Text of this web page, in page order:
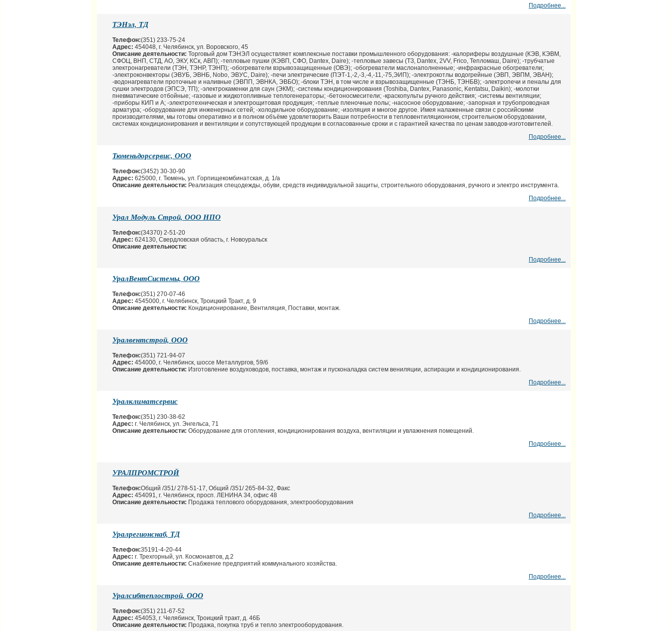
Подробнее...
ТЭНэл, ТД
Телефон:(351) 233-75-24
Адрес: 454048, г. Челябинск, ул. Воровского, 45
Описание деятельности: Торговый дом ТЭНЭЛ осуществляет комплексные поставки промышленного оборудования: -калориферы воздушные (КЭВ, КЭВМ,
СФОЦ, ВНП, СТД, АО, ЭКУ, КСк, АВП); -тепловые пушки (КЭВП, СФО, Dantex, Daire); -тепловые завесы (ТЗ, Dantex, 2VV, Frico, Тепломаш, Daire); -трубчатые
электронагреватели (ТЭН, ТЭНР, ТЭНП); -обогреватели взрывозащищенные (ОВЭ); -обогреватели маслонаполненные; -инфракрасные обогреватели;
-электроконвекторы (ЭВУБ, ЭВНБ, Nobo, ЭВУС, Daire); -печи электрические (ПЭТ-1,-2,-3,-4,-11,-75,ЭИП); -электрокотлы водогрейные (ЭВП, ЭВПМ, ЭВАН);
-водонагреватели проточные и наливные (ЭВПП, ЭВНКА, ЭВБО); -блоки ТЭН, в том числе и взрывозащищенные (ТЭНБ, ТЭНБВ); -электропечи и пеналы для
сушки электродов (ЭПСЭ, ТП); -электрокаменки для саун (ЭКМ); -системы кондиционирования (Toshiba, Dantex, Panasonic, Kentatsu, Daikin); -молотки
пневматические отбойные; -газовые и жидкотопливные теплогенераторы; -бетоносмесители; -краскопульты ручного действия; -системы вентиляции;
-приборы КИП и А; -электротехническая и электрощитовая продукция; -теплые пленочные полы; -насосное оборудование; -запорная и трубопроводная
арматура; -оборудование для инженерных сетей; -холодильное оборудование; -изоляция и многое другое. Имея налаженные связи с российскими
производителями, мы готовы оперативно и в полном объёме удовлетворить Ваши потребности в тепловентиляционном, строительном оборудовании,
системах кондиционирования и вентиляции и сопутствующей продукции в согласованные сроки и с гарантией качества по ценам заводов-изготовителей.
Подробнее...
Тюменьдорсервис, ООО
Телефон:(3452) 30-30-90
Адрес: 625000, г. Тюмень, ул. Горпищекомбинатская, д. 1/а
Описание деятельности: Реализация спецодежды, обуви, средств индивидуальной защиты, строительного оборудования, ручного и электро инструмента.
Подробнее...
Урал Модуль Строй, ООО НПО
Телефон:(34370) 2-51-20
Адрес: 624130, Свердловская область, г. Новоуральск
Описание деятельности:
Подробнее...
УралВентСистемы, ООО
Телефон:(351) 270-07-46
Адрес: 4545000, г. Челябинск, Троицкий Тракт, д. 9
Описание деятельности: Кондиционирование, Вентиляция, Поставки, монтаж.
Подробнее...
Уралвентстрой, ООО
Телефон:(351) 721-94-07
Адрес: 454000, г. Челябинск, шоссе Металлургов, 59/б
Описание деятельности: Изготовление воздуховодов, поставка, монтаж и пусконаладка систем вениляции, аспирации и кондиционирования.
Подробнее...
Уралклиматсервис
Телефон:(351) 230-38-62
Адрес: г. Челябинск, ул. Энгельса, 71
Описание деятельности: Оборудование для отопления, кондиционирования воздуха, вентиляции и увлажнения помещений.
Подробнее...
УРАЛПРОМСТРОЙ
Телефон:Общий /351/ 278-51-17, Общий /351/ 265-84-32, Факс
Адрес: 454091, г. Челябинск, просп. ЛЕНИНА 34, офис 48
Описание деятельности: Продажа теплового оборудования, электрооборудования
Подробнее...
Уралрегионснаб, ТД
Телефон:35191-4-20-44
Адрес: г. Трехгорный, ул. Космонавтов, д.2
Описание деятельности: Снабжение предприятий коммунального хозяйства.
Подробнее...
Уралсибтеплострой, ООО
Телефон:(351) 211-67-52
Адрес: 454053, г. Челябинск, Троицкий тракт, д. 46Б
Описание деятельности: Продажа, покупка труб и тепло электрооборудования.